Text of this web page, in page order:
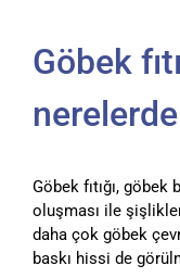
Göbek
Göbek fıtığı, göbek
oluşması ile
daha çok göbek
baskı hissi de